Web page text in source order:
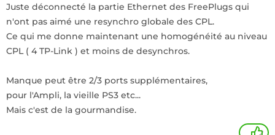
Juste déconnecté la partie Ethernet des FreePlugs qui
n'ont pas aimé une resynchro globale des CPL.
Ce qui me donne maintenant une homogénéité au niveau
CPL ( 4 TP-Link ) et moins de desynchros.
Manque peut être 2/3 ports supplémentaires,
pour l'Ampli, la vieille PS3 etc...
Mais c'est de la gourmandise.
2